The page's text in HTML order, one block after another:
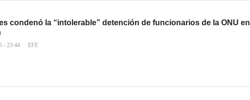
condenó la “intolerable” detención de funcionarios de la ONU en
- 23:44 EFE